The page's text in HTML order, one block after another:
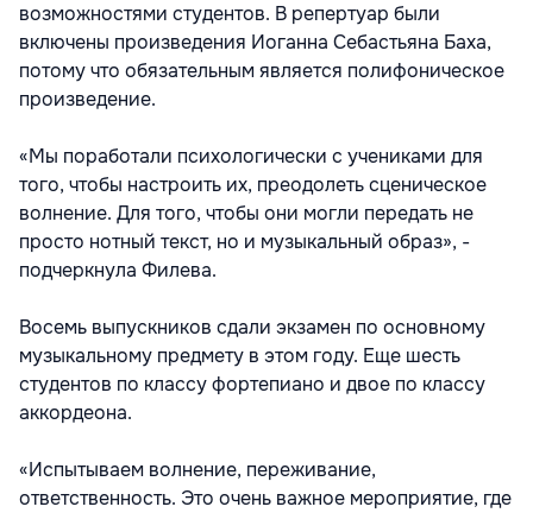
возможностями студентов. В репертуар были
включены произведения Иоганна Себастьяна Баха,
потому что обязательным является полифоническое
произведение.
«Мы поработали психологически с учениками для
того, чтобы настроить их, преодолеть сценическое
волнение. Для того, чтобы они могли передать не
просто нотный текст, но и музыкальный образ», -
подчеркнула Филева.
Восемь выпускников сдали экзамен по основному
музыкальному предмету в этом году. Еще шесть
студентов по классу фортепиано и двое по классу
аккордеона.
«Испытываем волнение, переживание,
ответственность. Это очень важное мероприятие, где